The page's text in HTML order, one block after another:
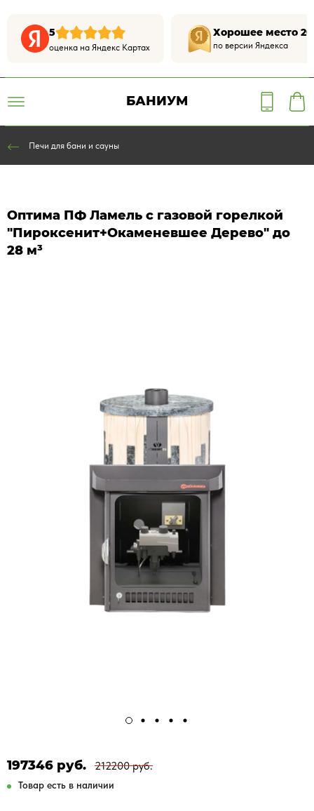
5
оценка на Яндекс Картах
Хорошее место
по версии Яндекса
БАНИУМ
Печи для бани и сауны
Оптима ПФ Ламель с газовой горелкой
"Пироксенит+Окаменевшее Дерево" до
28 м³
197346 руб. 212200 руб.
Товар есть в наличии